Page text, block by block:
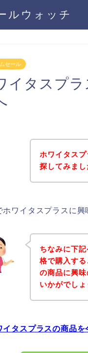
ルウォッチ
セール
イタスプ
ホワイタス
探してみまし
ホワイタスプラスに興
ちなみに下
格で購入す
の商品に興
いかがでしょ
イタスプラスの商品